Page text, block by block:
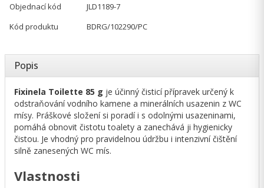
Objednací kód
JLD1189-7
Kód produktu
BDRG/102290/PC
Popis
Fixinela Toilette 85 g je účinný čisticí přípravek určený k
odstraňování vodního kamene a minerálních usazenin z WC
mísy. Práškové složení si poradí i s odolnými usazeninami,
pomáhá obnovit čistotu toalety a zanechává ji hygienicky
čistou. Je vhodný pro pravidelnou údržbu i intenzivní čištění
silně zanesených WC mís.
Vlastnosti